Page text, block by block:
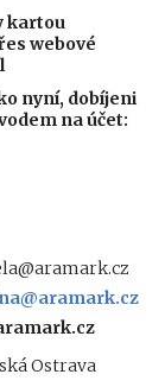
kartou
webové
nyní, dobíjeni
na účet:
Ostrava